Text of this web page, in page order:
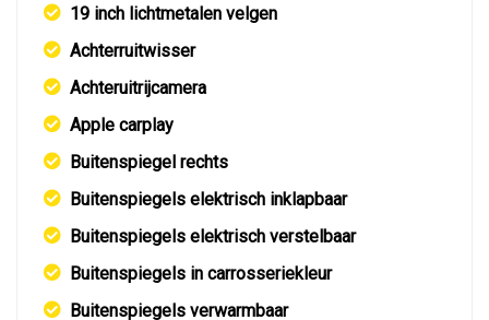
19 inch lichtmetalen velgen
Achterruitwisser
Achteruitrijcamera
Apple carplay
Buitenspiegel rechts
Buitenspiegels elektrisch inklapbaar
Buitenspiegels elektrisch verstelbaar
Buitenspiegels in carrosseriekleur
Buitenspiegels verwarmbaar